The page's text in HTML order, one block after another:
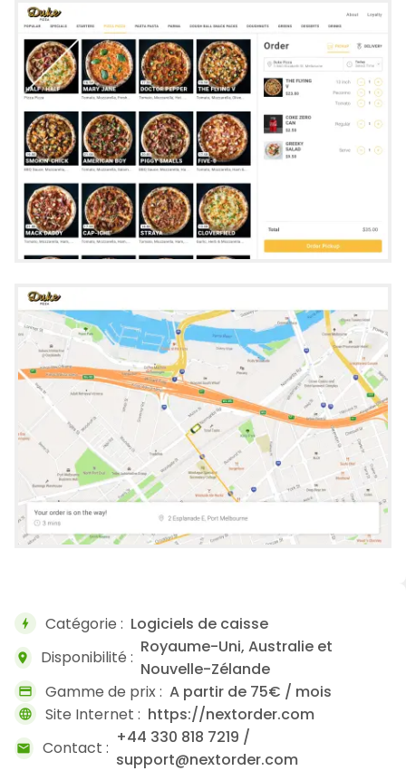
bolt Catégorie : Logiciels de caisse
location_on Disponibilité :
Royaume-Uni, Australie et
Nouvelle-Zélande
credit_card Gamme de prix : A partir de 75€ / mois
language Site Internet : https://nextorder.com
mail Contact :
+44 330 818 7219 /
support@nextorder.com